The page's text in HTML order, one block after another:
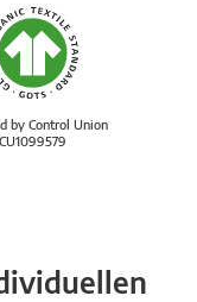
by Control Union
CU1099579